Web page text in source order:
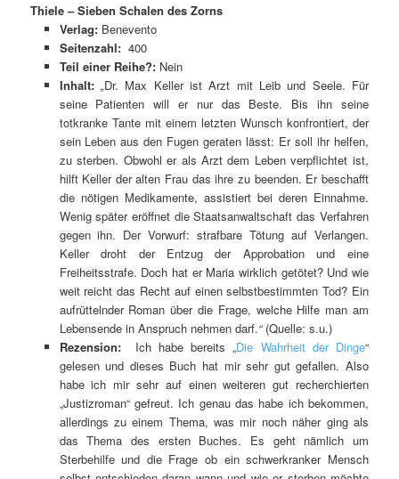
Thiele – Sieben Schalen des Zorns
Verlag:Benevento
Seitenzahl:400
Teil einer Reihe?:Nein
Inhalt: „Dr. Max Keller ist Arzt mit Leib und Seele. Für
seine Patienten will er nur das Beste. Bis ihn seine
totkranke Tante mit einem letzten Wunsch konfrontiert, der
sein Leben aus den Fugen geraten lässt: Er soll ihr helfen,
zu sterben. Obwohl er als Arzt dem Leben verpflichtet ist,
hilft Keller der alten Frau das ihre zu beenden. Er beschafft
die nötigen Medikamente, assistiert bei deren Einnahme.
Wenig später eröffnet die Staatsanwaltschaft das Verfahren
gegen ihn. Der Vorwurf: strafbare Tötung auf Verlangen.
Keller droht der Entzug der Approbation und eine
Freiheitsstrafe. Doch hat er Maria wirklich getötet? Und wie
weit reicht das Recht auf einen selbstbestimmten Tod? Ein
aufrüttelnder Roman über die Frage, welche Hilfe man am
Lebensende in Anspruch nehmen darf.“ (Quelle: s.u.)
Rezension:
Ich habe bereits „Die Wahrheit der Dinge“
gelesen und dieses Buch hat mir sehr gut gefallen. Also
habe ich mir sehr auf einen weiteren gut recherchierten
„Justizroman“ gefreut. Ich genau das habe ich bekommen,
allerdings zu einem Thema, was mir noch näher ging als
das Thema des ersten Buches. Es geht nämlich um
Sterbehilfe und die Frage ob ein schwerkranker Mensch